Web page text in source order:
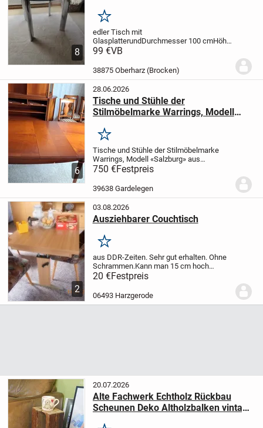
8
Merken
edler Tisch mit
GlasplatterundDurchmesser 100 cmHöhe
76 cmGlasplatte Dicke 1,5 cm
699,00
Nichtraucherhaushalt
99 €VB
38875 Oberharz (Brocken)
6
28.06.2026
Tische und Stühle der
Stilmöbelmarke Warrings, Modell
verkaufen.
Merken
Tische und Stühle der Stilmöbelmarke
Warrings, Modell «Salzburg» aus
Kirschholz zu verkaufen. Die
Möbel/Polstermöbel haben
Gebrauchtspuren.Esstisch halboval, 2x
ausziehbar, 150 (230) x 100 cm, H: 74...
750 €Festpreis
39638 Gardelegen
2
03.08.2026
Ausziehbarer Couchtisch
Merken
aus DDR-Zeiten. Sehr gut erhalten. Ohne
Schrammen.Kann man 15 cm hoch
schrauben. Und links u. rechts ausziehen.
20 €Festpreis
06493 Harzgerode
20.07.2026
Alte Fachwerk Echtholz Rückbau
Scheunen Deko Altholzbalken vintage